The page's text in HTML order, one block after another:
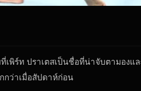
พิร์ท ปราเตสเป็นชื่อที่น่าจับตามองแ
กว่าเมื่อสัปดาห์ก่อน